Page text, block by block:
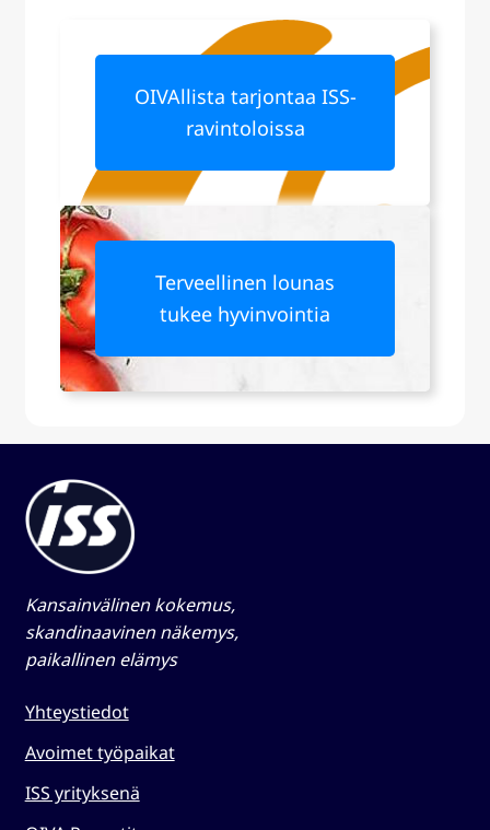
OIVAllista tarjontaa ISS-
ravintoloissa
Terveellinen lounas
tukee hyvinvointia
Kansainvälinen kokemus,
skandinaavinen näkemys,
paikallinen elämys​
Yhteystiedot
Avoimet työpaikat
ISS yrityksenä